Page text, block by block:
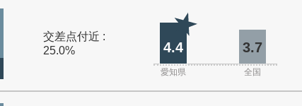
交差点付近 :
25.0%
4.4 3.7
愛知県 全国